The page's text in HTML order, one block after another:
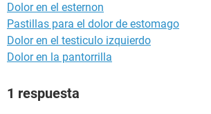
Gracias!!
Dolor en el esternon
Pastillas para el dolor de estomago
Dolor en el testiculo izquierdo
Dolor en la pantorrilla
1 respuesta